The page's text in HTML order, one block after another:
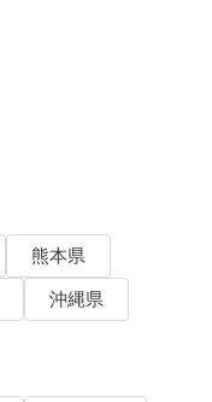
熊本県
沖縄県